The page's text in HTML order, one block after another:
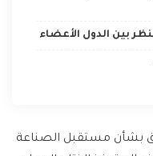
بين الدول الأعضاء
بشأن مستقبل الصناعة